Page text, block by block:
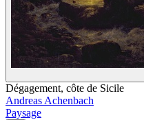
Dégagement, côte de Sicile
Andreas Achenbach
Paysage